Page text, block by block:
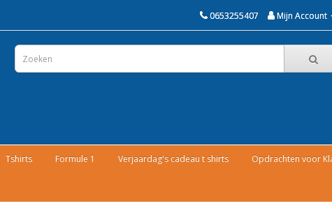
0653255407 Mijn Account
Tshirts Formule 1 Verjaardag's cadeau t shirts Opdrachten voor